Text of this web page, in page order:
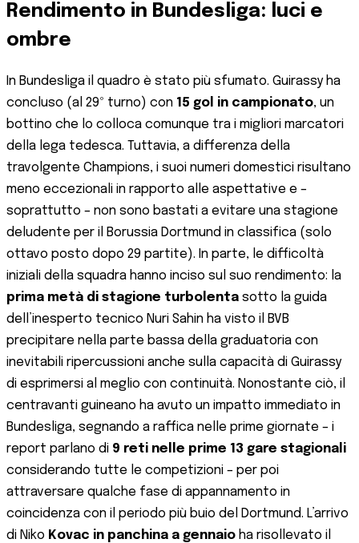
Rendimento in Bundesliga: luci e
ombre
In Bundesliga il quadro è stato più sfumato. Guirassy ha
concluso (al 29º turno) con 15 gol in campionato, un
bottino che lo colloca comunque tra i migliori marcatori
della lega tedesca​. Tuttavia, a differenza della
travolgente Champions, i suoi numeri domestici risultano
meno eccezionali in rapporto alle aspettative e –
soprattutto – non sono bastati a evitare una stagione
deludente per il Borussia Dortmund in classifica (solo
ottavo posto dopo 29 partite​). In parte, le difficoltà
iniziali della squadra hanno inciso sul suo rendimento: la
prima metà di stagione turbolenta sotto la guida
dell’inesperto tecnico Nuri Sahin ha visto il BVB
precipitare nella parte bassa della graduatoria​ con
inevitabili ripercussioni anche sulla capacità di Guirassy
di esprimersi al meglio con continuità. Nonostante ciò, il
centravanti guineano ha avuto un impatto immediato in
Bundesliga, segnando a raffica nelle prime giornate – i
report parlano di 9 reti nelle prime 13 gare stagionali
considerando tutte le competizioni​ – per poi
attraversare qualche fase di appannamento in
coincidenza con il periodo più buio del Dortmund. L’arrivo
di Niko Kovac in panchina a gennaio ha risollevato il